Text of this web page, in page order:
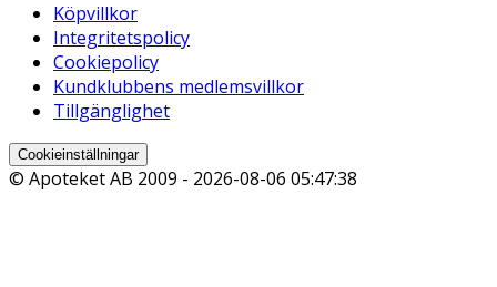
Köpvillkor
Integritetspolicy
Cookiepolicy
Kundklubbens medlemsvillkor
Tillgänglighet
Cookieinställningar
© Apoteket AB 2009 - 2026-08-06 05:47:38